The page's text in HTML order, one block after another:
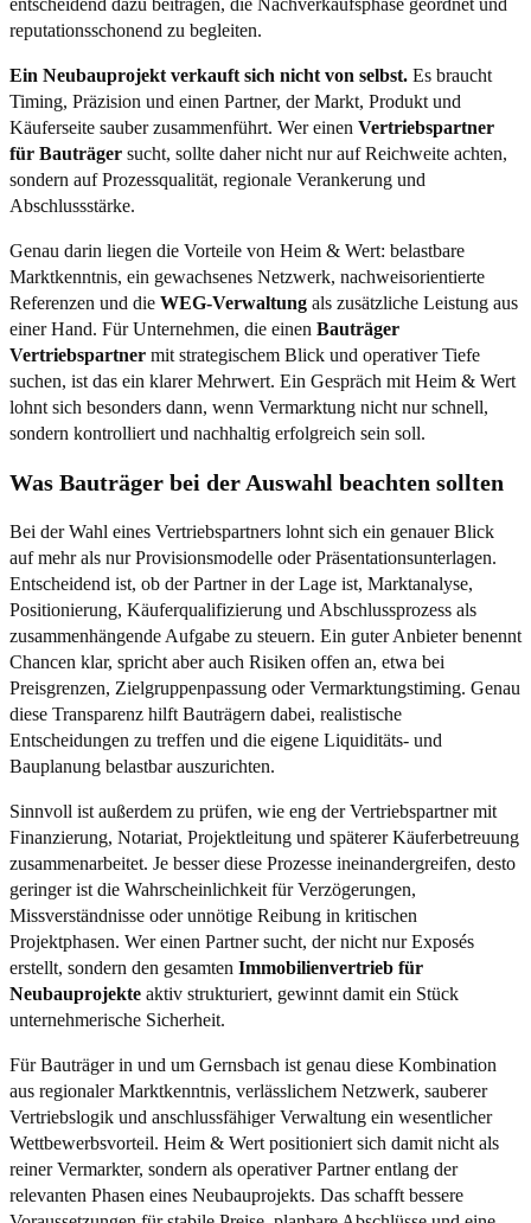
reputationsschonend zu begleiten.
Ein Neubauprojekt verkauft sich nicht von selbst. Es braucht
Timing, Präzision und einen Partner, der Markt, Produkt und
Käuferseite sauber zusammenführt. Wer einen Vertriebspartner
für Bauträger sucht, sollte daher nicht nur auf Reichweite achten,
sondern auf Prozessqualität, regionale Verankerung und
Abschlussstärke.
Genau darin liegen die Vorteile von Heim & Wert: belastbare
Marktkenntnis, ein gewachsenes Netzwerk, nachweisorientierte
Referenzen und die WEG-Verwaltung als zusätzliche Leistung aus
einer Hand. Für Unternehmen, die einen Bauträger
Vertriebspartner mit strategischem Blick und operativer Tiefe
suchen, ist das ein klarer Mehrwert. Ein Gespräch mit Heim & Wert
lohnt sich besonders dann, wenn Vermarktung nicht nur schnell,
sondern kontrolliert und nachhaltig erfolgreich sein soll.
Was Bauträger bei der Auswahl beachten sollten
Bei der Wahl eines Vertriebspartners lohnt sich ein genauer Blick
auf mehr als nur Provisionsmodelle oder Präsentationsunterlagen.
Entscheidend ist, ob der Partner in der Lage ist, Marktanalyse,
Positionierung, Käuferqualifizierung und Abschlussprozess als
zusammenhängende Aufgabe zu steuern. Ein guter Anbieter benennt
Chancen klar, spricht aber auch Risiken offen an, etwa bei
Preisgrenzen, Zielgruppenpassung oder Vermarktungstiming. Genau
diese Transparenz hilft Bauträgern dabei, realistische
Entscheidungen zu treffen und die eigene Liquiditäts- und
Bauplanung belastbar auszurichten.
Sinnvoll ist außerdem zu prüfen, wie eng der Vertriebspartner mit
Finanzierung, Notariat, Projektleitung und späterer Käuferbetreuung
zusammenarbeitet. Je besser diese Prozesse ineinandergreifen, desto
geringer ist die Wahrscheinlichkeit für Verzögerungen,
Missverständnisse oder unnötige Reibung in kritischen
Projektphasen. Wer einen Partner sucht, der nicht nur Exposés
erstellt, sondern den gesamten Immobilienvertrieb für
Neubauprojekte aktiv strukturiert, gewinnt damit ein Stück
unternehmerische Sicherheit.
Für Bauträger in und um Gernsbach ist genau diese Kombination
aus regionaler Marktkenntnis, verlässlichem Netzwerk, sauberer
Vertriebslogik und anschlussfähiger Verwaltung ein wesentlicher
Wettbewerbsvorteil. Heim & Wert positioniert sich damit nicht als
reiner Vermarkter, sondern als operativer Partner entlang der
relevanten Phasen eines Neubauprojekts. Das schafft bessere